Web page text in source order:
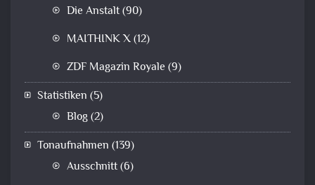
Die Anstalt(90)
MAITHINK X(12)
ZDF Magazin Royale (9)
Statistiken (5)
Blog(2)
Tonaufnahmen (139)
Ausschnitt(6)